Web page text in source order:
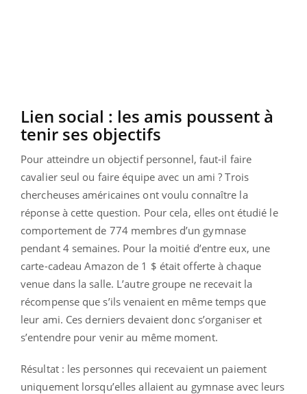
Lien social : les amis poussent à
tenir ses objectifs
Pour atteindre un objectif personnel, faut-il faire
cavalier seul ou faire équipe avec un ami ? Trois
chercheuses américaines ont voulu connaître la
réponse à cette question. Pour cela, elles ont étudié le
comportement de 774 membres d’un gymnase
pendant 4 semaines. Pour la moitié d’entre eux, une
carte-cadeau Amazon de 1 $ était offerte à chaque
venue dans la salle. L’autre groupe ne recevait la
récompense que s’ils venaient en même temps que
leur ami. Ces derniers devaient donc s’organiser et
s’entendre pour venir au même moment.
Résultat : les personnes qui recevaient un paiement
uniquement lorsqu’elles allaient au gymnase avec leurs